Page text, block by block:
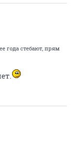
года стебают, прям